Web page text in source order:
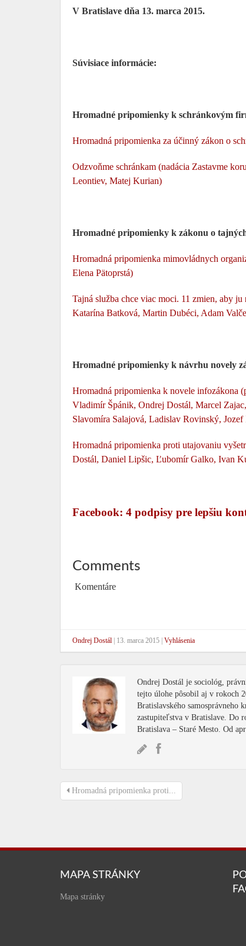
V Bratislave dňa 13. marca 2015.
Súvisiace informácie:
Hromadné pripomienky k schránkovým
Hromadná pripomienka za účinný zákon o
Odzvoňme schránkam (nadácia Zastavme
Leontiev, Matej Kurian)
Hromadné pripomienky k zákonu o
Hromadná pripomienka mimovládnych
Elena Pätoprstá)
Tajná služba chce viac moci. 11 zmien, aby
Katarína Batková, Martin Dubéci, Adam
Hromadné pripomienky k návrhu novely
Hromadná pripomienka k novele infozákona
Vladimír Špánik, Ondrej Dostál, Marcel
Slavomíra Salajová, Ladislav Rovinský, Jozef
Hromadná pripomienka proti utajovaniu
Dostál, Daniel Lipšic, Ľubomír Galko, Ivan
Facebook: 4 podpisy pre lepšiu
Comments
Komentáre
Ondrej Dostál 13. marca 2015 Vyhlásenia
Ondrej Dostál je sociológ,
tejto úlohe pôsobil aj v rokoch
Bratislavského samosprávneho
zastupiteľstva v Bratislave. Do
Bratislava – Staré Mesto. Od
Hromadná pripomienka proti...
MAPA STRÁNKY
Mapa stránky